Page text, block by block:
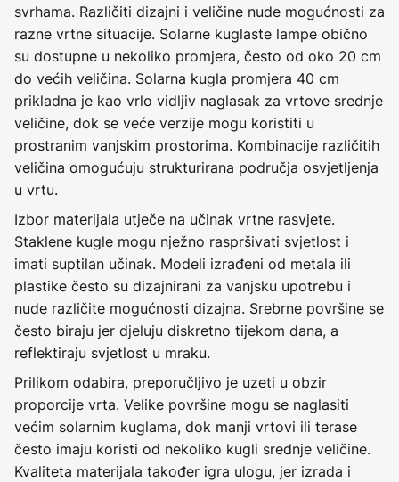
svrhama. Različiti dizajni i veličine nude mogućnosti za
razne vrtne situacije. Solarne kuglaste lampe obično
su dostupne u nekoliko promjera, često od oko 20 cm
do većih veličina. Solarna kugla promjera 40 cm
prikladna je kao vrlo vidljiv naglasak za vrtove srednje
veličine, dok se veće verzije mogu koristiti u
prostranim vanjskim prostorima. Kombinacije različitih
veličina omogućuju strukturirana područja osvjetljenja
u vrtu.
Izbor materijala utječe na učinak vrtne rasvjete.
Staklene kugle mogu nježno raspršivati svjetlost i
imati suptilan učinak. Modeli izrađeni od metala ili
plastike često su dizajnirani za vanjsku upotrebu i
nude različite mogućnosti dizajna. Srebrne površine se
često biraju jer djeluju diskretno tijekom dana, a
reflektiraju svjetlost u mraku.
Prilikom odabira, preporučljivo je uzeti u obzir
proporcije vrta. Velike površine mogu se naglasiti
većim solarnim kuglama, dok manji vrtovi ili terase
često imaju koristi od nekoliko kugli srednje veličine.
Kvaliteta materijala također igra ulogu, jer izrada i